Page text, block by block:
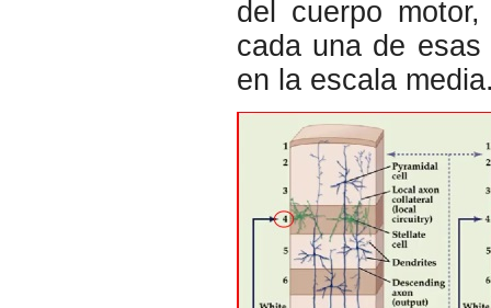
del cuerpo
cada una de
en la escala